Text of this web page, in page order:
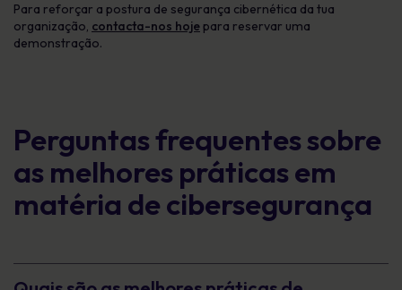
Para reforçar a postura de segurança cibernética da tua
organização, contacta-nos hojepara reservar uma
demonstração.
Perguntas frequentes sobre
as melhores práticas em
matéria de cibersegurança